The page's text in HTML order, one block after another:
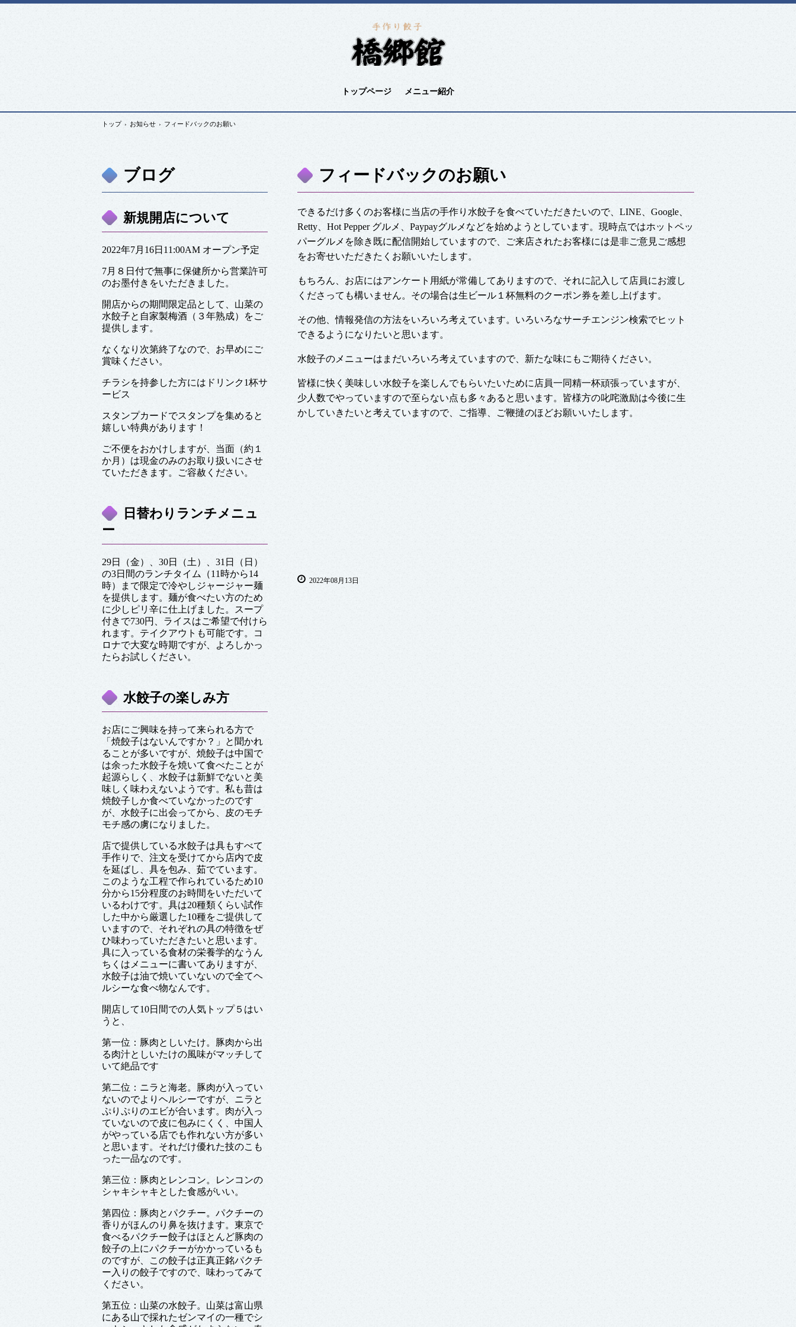
トップページ メニュー紹介
トップ › お知らせ › フィードバックのお願い
フィードバックのお願い
できるだけ多くのお客様に当店の手作り水餃子を食べていただきたいので、LINE、Google、
Retty、Hot Pepper グルメ、Paypayグルメなどを始めようとしています。現時点ではホットペッ
パーグルメを除き既に配信開始していますので、ご来店されたお客様には是非ご意見ご感想
をお寄せいただきたくお願いいたします。
もちろん、お店にはアンケート用紙が常備してありますので、それに記入して店員にお渡し
くださっても構いません。その場合は生ビール１杯無料のクーポン券を差し上げます。
その他、情報発信の方法をいろいろ考えています。いろいろなサーチエンジン検索でヒット
できるようになりたいと思います。
水餃子のメニューはまだいろいろ考えていますので、新たな味にもご期待ください。
皆様に快く美味しい水餃子を楽しんでもらいたいために店員一同精一杯頑張っていますが、
少人数でやっていますので至らない点も多々あると思います。皆様方の叱咤激励は今後に生
かしていきたいと考えていますので、ご指導、ご鞭撻のほどお願いいたします。
2022年08月13日
ブログ
新規開店について
2022年7月16日11:00AM オープン予定
7月８日付で無事に保健所から営業許可
のお墨付きをいただきました。
開店からの期間限定品として、山菜の
水餃子と自家製梅酒（３年熟成）をご
提供します。
なくなり次第終了なので、お早めにご
賞味ください。
チラシを持参した方にはドリンク1杯サ
ービス
スタンプカードでスタンプを集めると
嬉しい特典があります！
ご不便をおかけしますが、当面（約１
か月）は現金のみのお取り扱いにさせ
ていただきます。ご容赦ください。
日替わりランチメニュ
ー
29日（金）、30日（土）、31日（日）
の3日間のランチタイム（11時から14
時）まで限定で冷やしジャージャー麺
を提供します。麺が食べたい方のため
に少しピリ辛に仕上げました。スープ
付きで730円、ライスはご希望で付けら
れます。テイクアウトも可能です。コ
ロナで大変な時期ですが、よろしかっ
たらお試しください。
水餃子の楽しみ方
お店にご興味を持って来られる方で
「焼餃子はないんですか？」と聞かれ
ることが多いですが、焼餃子は中国で
は余った水餃子を焼いて食べたことが
起源らしく、水餃子は新鮮でないと美
味しく味わえないようです。私も昔は
焼餃子しか食べていなかったのです
が、水餃子に出会ってから、皮のモチ
モチ感の虜になりました。
店で提供している水餃子は具もすべて
手作りで、注文を受けてから店内で皮
を延ばし、具を包み、茹でています。
このような工程で作られているため10
分から15分程度のお時間をいただいて
いるわけです。具は20種類くらい試作
した中から厳選した10種をご提供して
いますので、それぞれの具の特徴をぜ
ひ味わっていただきたいと思います。
具に入っている食材の栄養学的なうん
ちくはメニューに書いてありますが、
水餃子は油で焼いていないので全てヘ
ルシーな食べ物なんです。
開店して10日間での人気トップ５はい
うと、
第一位：豚肉としいたけ。豚肉から出
る肉汁としいたけの風味がマッチして
いて絶品です
第二位：ニラと海老。豚肉が入ってい
ないのでよりヘルシーですが、ニラと
ぷりぷりのエビが合います。肉が入っ
ていないので皮に包みにくく、中国人
がやっている店でも作れない方が多い
と思います。それだけ優れた技のこも
った一品なのです。
第三位：豚肉とレンコン。レンコンの
シャキシャキとした食感がいい。
第四位：豚肉とパクチー。パクチーの
香りがほんのり鼻を抜けます。東京で
食べるパクチー餃子はほとんど豚肉の
餃子の上にパクチーがかかっているも
のですが、この餃子は正真正銘パクチ
ー入りの餃子ですので、味わってみて
ください。
第五位：山菜の水餃子。山菜は富山県
にある山で採れたゼンマイの一種でシ